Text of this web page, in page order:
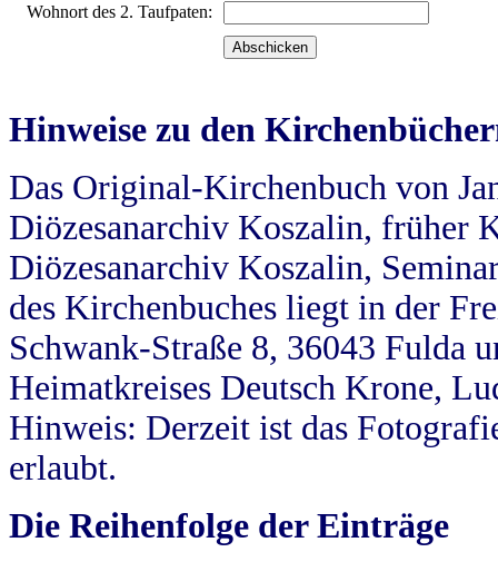
Wohnort des 2. Taufpaten:
Hinweise zu den
Das Original-Kirchenbuch von
Diözesanarchiv Koszalin, früher
Diözesanarchiv Koszalin,
des Kirchenbuches liegt in der
Schwank-Straße 8, 36043 Fulda
Heimatkreises Deutsch Krone,
Hinweis: Derzeit ist das
erlaubt.
Die Reihenfolge der Einträge